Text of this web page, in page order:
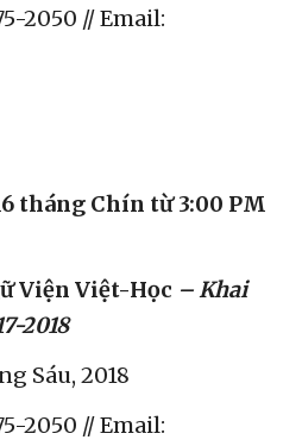
tháng Chín từ 3:00 PM
Viện Việt-Học –Khai
2018
Sáu, 2018